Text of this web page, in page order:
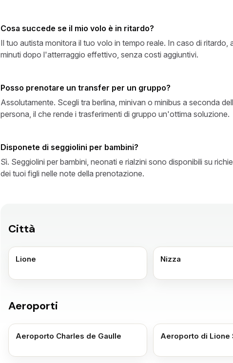
Cosa succede se il mio volo è in ritardo?
Il tuo autista monitora il tuo volo in tempo reale. In caso di
minuti dopo l'atterraggio effettivo, senza costi aggiuntivi.
Posso prenotare un transfer per un gruppo?
Assolutamente. Scegli tra berlina, minivan o minibus a seconda
persona, il che rende i trasferimenti di gruppo un'ottima soluzione.
Disponete di seggiolini per bambini?
Sì. Seggiolini per bambini, neonati e rialzini sono disponibili su
dei tuoi figli nelle note della prenotazione.
Città
Lione Nizza
Aeroporti
Aeroporto Charles de Gaulle Aeroporto di Lione